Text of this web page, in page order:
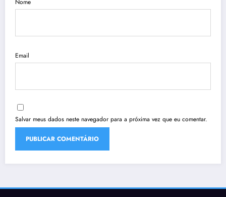
Nome
Email
Salvar meus dados neste navegador para a próxima vez que eu comentar.